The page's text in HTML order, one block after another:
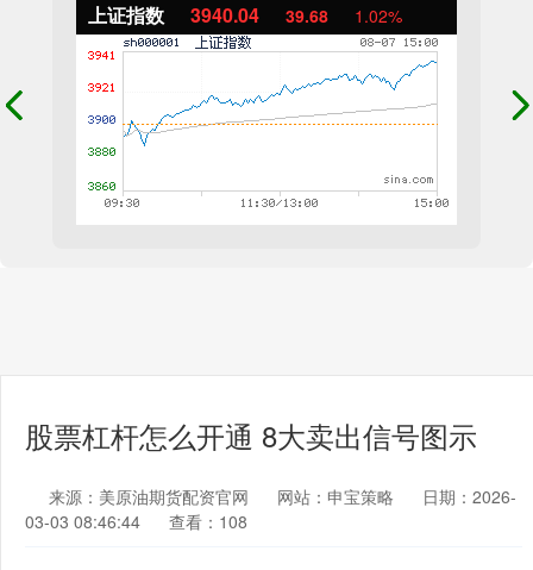
上证指数 3940.04 39.68 1.02%
股票杠杆怎么开通 8大卖出信号图示
来源：美原油期货配资官网 网站：申宝策略
日期：2026-
03-03 08:46:44
查看：108